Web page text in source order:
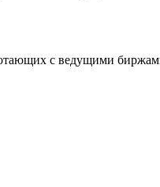
с ведущими